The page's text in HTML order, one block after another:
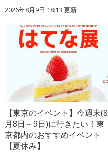
2026年8月9日 18:13 更新
【東京のイベント】今週末(8
月8日～9日)に行きたい！東
京都内のおすすめイベント
【夏休み】